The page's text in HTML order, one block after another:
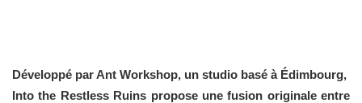
Développé par Ant Workshop, un studio basé à Édimbourg,
Into the Restless Ruins propose une fusion originale entre